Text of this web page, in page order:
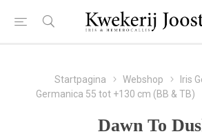
Startpagina Webshop
Iris
Germanica 55 tot +130 cm (BB & TB)
Dawn To